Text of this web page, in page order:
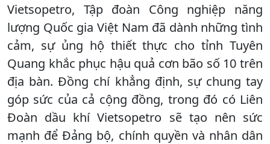
Vietsopetro, Tập đoàn Công nghiệp năng
lượng Quốc gia Việt Nam đã dành những tình
cảm, sự ủng hộ thiết thực cho tỉnh Tuyên
Quang khắc phục hậu quả cơn bão số 10 trên
địa bàn. Đồng chí khẳng định, sự chung tay
góp sức của cả cộng đồng, trong đó có Liên
Đoàn dầu khí Vietsopetro sẽ tạo nên sức
mạnh để Đảng bộ, chính quyền và nhân dân